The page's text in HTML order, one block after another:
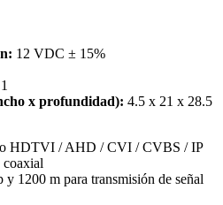
12 VDC ± 15%
1
x profundidad): 4.5 x 21 x 28.5
HDTVI / AHD / CVI / CVBS / IP
coaxial
1200 m para transmisión de señal